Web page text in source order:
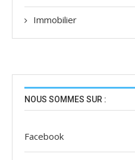
Immobilier
NOUS SOMMES SUR :
Facebook